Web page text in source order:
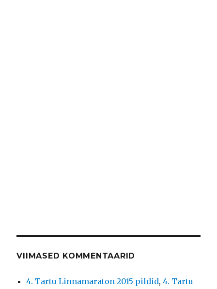
VIIMASED KOMMENTAARID
4. Tartu Linnamaraton 2015 pildid,4. Tartu